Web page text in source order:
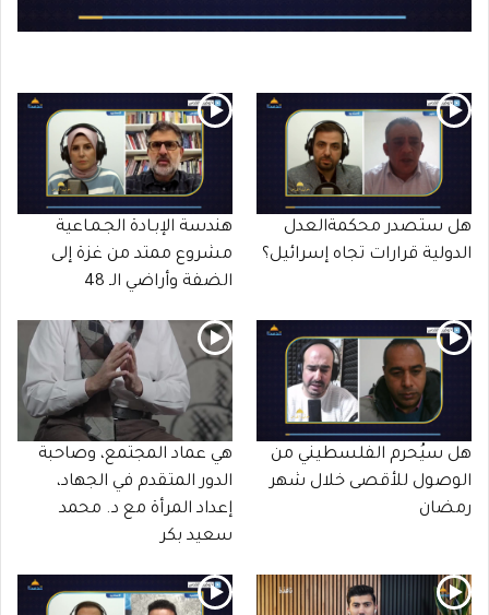
هل ستصدر محكمةالعدل
الدولية قرارات تجاه إسرائيل؟
هندسة الإبـادة الجـمـاعية
مشروع ممتد من غزة إلى
الضفة وأراضي الـ 48
هل سيُحرم الفلسطيني من
الوصول للأقصى خلال شهر
رمضان
هي عماد المجتمع، وصاحبة
الدور المتقدم في الجهاد،
إعداد المرأة مع د. محمد
سعيد بكر